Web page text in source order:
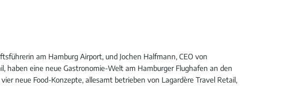
am Hamburg Airport, und Jochen Halfmann, CEO von
haben eine neue Gastronomie-Welt am Hamburger Flughafen an den
neue Food-Konzepte, allesamt betrieben von Lagardère Travel Retail,